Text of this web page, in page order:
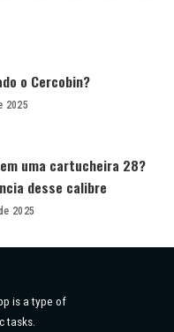
o Cercobin?
2025
uma cartucheira 28?
desse calibre
2025
is a type of
tasks.